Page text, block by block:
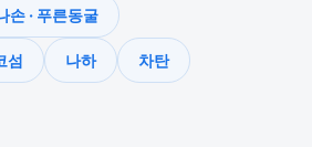
손 · 푸른동굴
섬 나하 차탄